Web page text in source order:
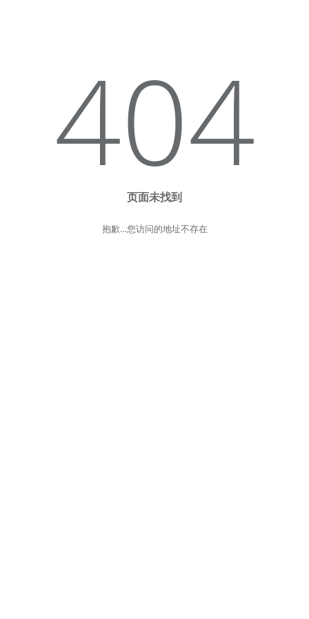
404
页面未找到
抱歉…您访问的地址不存在